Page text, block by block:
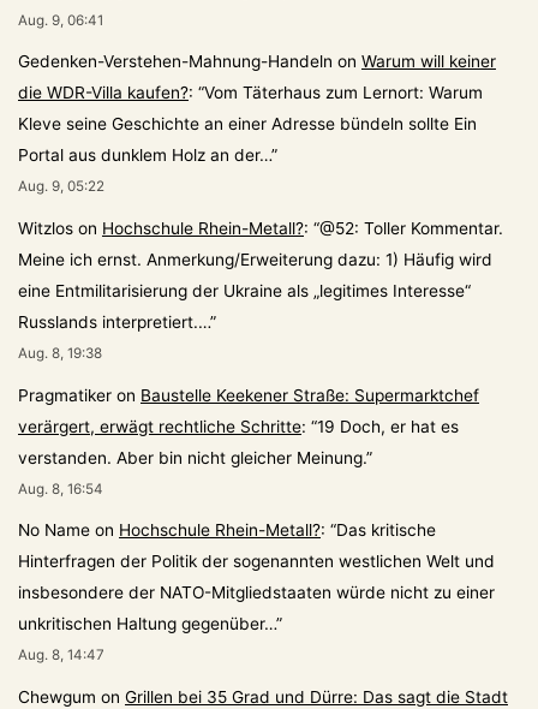
Aug. 9, 06:41
Gedenken-Verstehen-Mahnung-Handeln on Warum will keiner
die WDR-Villa kaufen?: “Vom Täterhaus zum Lernort: Warum
Kleve seine Geschichte an einer Adresse bündeln sollte Ein
Portal aus dunklem Holz an der…”
Aug. 9, 05:22
Witzlos on Hochschule Rhein-Metall?: “@52: Toller Kommentar.
Meine ich ernst. Anmerkung/Erweiterung dazu: 1) Häufig wird
eine Entmilitarisierung der Ukraine als „legitimes Interesse“
Russlands interpretiert.…”
Aug. 8, 19:38
Pragmatiker on Baustelle Keekener Straße: Supermarktchef
verärgert, erwägt rechtliche Schritte: “19 Doch, er hat es
verstanden. Aber bin nicht gleicher Meinung.”
Aug. 8, 16:54
No Name on Hochschule Rhein-Metall?: “Das kritische
Hinterfragen der Politik der sogenannten westlichen Welt und
insbesondere der NATO-Mitgliedstaaten würde nicht zu einer
unkritischen Haltung gegenüber…”
Aug. 8, 14:47
Chewgum on Grillen bei 35 Grad und Dürre: Das sagt die Stadt